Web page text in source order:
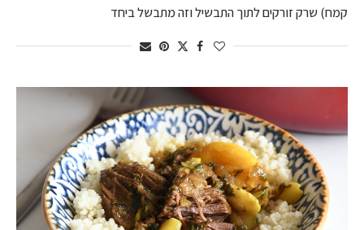
קמח) שרק זורקים לתוך התבשיל וזה מתבשל ביחד